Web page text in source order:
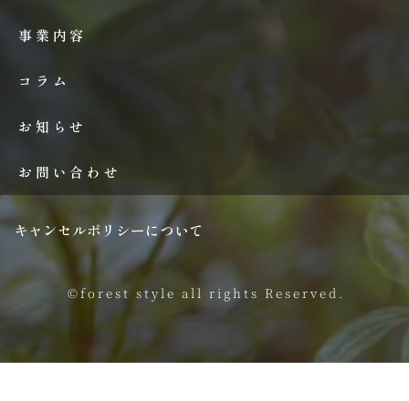
事業内容
コラム
お知らせ
お問い合わせ
キャンセルポリシーについて
©forest style all rights Reserved.